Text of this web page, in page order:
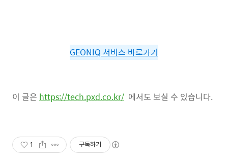
GEONIQ 서비스 바로가기
이 글은 https://tech.pxd.co.kr/ 에서도 보실 수 있습니다.
1 구독하기